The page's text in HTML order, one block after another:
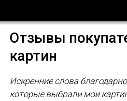
Отзывы
картин
Искренние слова
которые выбрали мои